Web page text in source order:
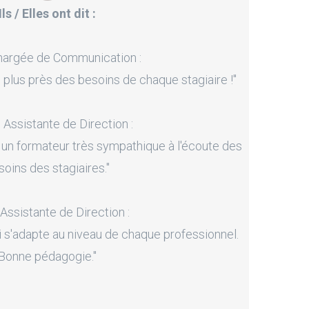
/ Elles ont dit :
de Communication :
près des besoins de chaque stagiaire !"
Assistante de Direction :
formateur très sympathique à l'écoute des
des stagiaires."
de Direction :
au niveau de chaque professionnel.
pédagogie."